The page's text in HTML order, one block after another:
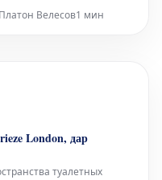
под названием
озере Онтарио,
Платон Велесов1 мин
London, дар
туалетных